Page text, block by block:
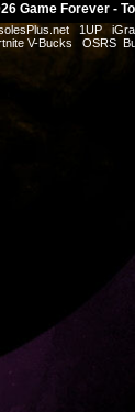
Game Forever -
1UP
V-Bucks
OSRS